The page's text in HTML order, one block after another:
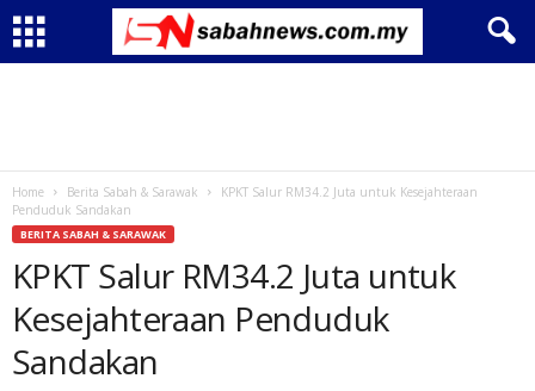
Home Berita Sabah & Sarawak
KPKT Salur RM34.2 Juta untuk Kesejahteraan
Penduduk Sandakan
BERITA SABAH & SARAWAK
KPKT Salur RM34.2 Juta untuk
Kesejahteraan Penduduk
Sandakan